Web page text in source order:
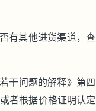
有其他进货渠道，查
干问题的解释》第四
者根据价格证明认定